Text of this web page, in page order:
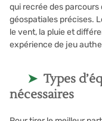
qui recrée des
géospatiales précises.
le vent, la pluie et
expérience de jeu
Types
nécessaires